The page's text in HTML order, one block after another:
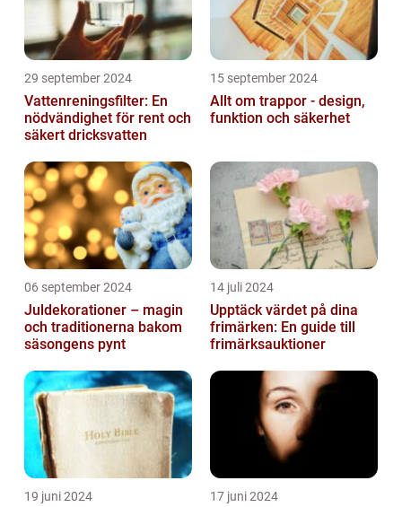
29 september 2024
Vattenreningsfilter: En
nödvändighet för rent och
säkert dricksvatten
15 september 2024
Allt om trappor - design,
funktion och säkerhet
06 september 2024
Juldekorationer – magin
och traditionerna bakom
säsongens pynt
14 juli 2024
Upptäck värdet på dina
frimärken: En guide till
frimärksauktioner
19 juni 2024 17 juni 2024